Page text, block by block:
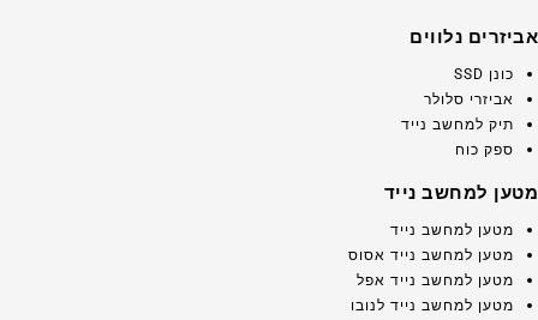
אביזרים נלווים
כונן SSD
אביזרי סלולר
תיק למחשב נייד
ספק כוח
מטען למחשב נייד
מטען למחשב נייד
מטען למחשב נייד אסוס
מטען למחשב נייד אפל
מטען למחשב נייד לנובו